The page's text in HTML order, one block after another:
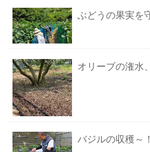
ぶどうの果実を
オリーブの潅水
バジルの収穫～！